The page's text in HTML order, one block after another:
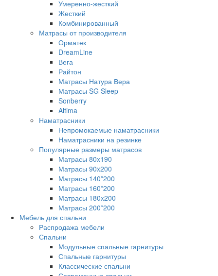
Умеренно-жесткий
Жесткий
Комбинированный
Матрасы от производителя
Орматек
DreamLine
Вега
Райтон
Матрасы Натура Вера
Матрасы SG Sleep
Sonberry
Altima
Наматрасники
Непромокаемые наматрасники
Наматрасники на резинке
Популярные размеры матрасов
Матрасы 80x190
Матрасы 90x200
Матрасы 140*200
Матрасы 160*200
Матрасы 180x200
Матрасы 200*200
Мебель для спальни
Распродажа мебели
Спальни
Модульные спальные гарнитуры
Спальные гарнитуры
Классические спальни